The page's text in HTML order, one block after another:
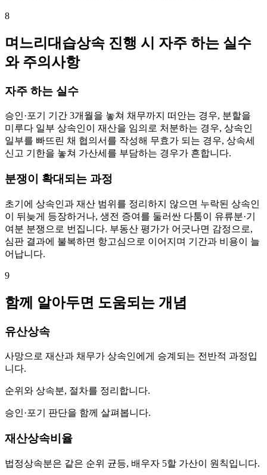
8
며느리대습상속 진행 시 자주 하는 실수
와 주의사항
자주 하는 실수
승인·포기 기간 3개월을 놓쳐 채무까지 떠안는 경우, 분할을
미루다 일부 상속인이 재산을 임의로 처분하는 경우, 상속인
일부를 빠뜨린 채 협의서를 작성해 무효가 되는 경우, 상속세
신고 기한을 놓쳐 가산세를 부담하는 경우가 흔합니다.
분쟁이 확대되는 과정
초기에 상속인과 재산 범위를 정리하지 않으면 누락된 상속인
이 뒤늦게 등장하거나, 생전 증여를 둘러싼 다툼이 유류분·기
여분 분쟁으로 번집니다. 부동산 평가가 어긋나면 감정으로,
심판 결과에 불복하면 항고심으로 이어지며 기간과 비용이 늘
어납니다.
9
함께 알아두면 도움되는 개념
유산상속
사망으로 재산과 채무가 상속인에게 승계되는 전반적 과정입
니다.
순위와 상속분, 절차를 정리합니다.
승인·포기 판단을 함께 살펴봅니다.
재산상속비율
법정상속분은 같은 순위 균등, 배우자 5할 가산이 원칙입니다.